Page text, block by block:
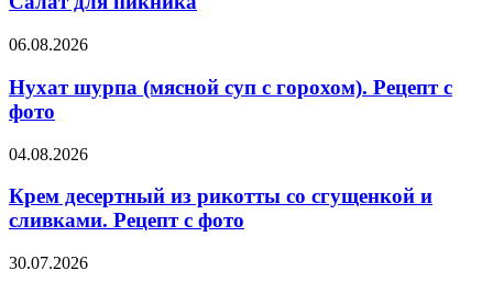
Рецепт
фото
Нухат
(мясной
суп
с
Рецепт
фото
06.08.2026
Нухат шурпа (мясной суп с горохом). Рецепт с
фото
Крем
из
рикотты
со
и
04.08.2026
Крем десертный из рикотты со сгущенкой и
сливками. Рецепт с фото
Майонез
30.07.2026